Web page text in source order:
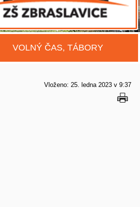
VOLNÝ ČAS, TÁBORY
Vloženo: 25. ledna 2023 v 9:37